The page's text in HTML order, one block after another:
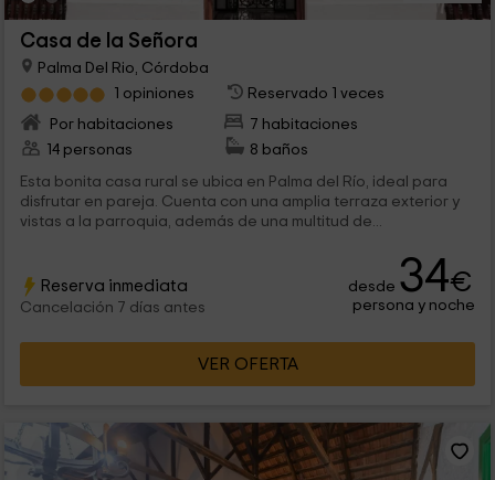
Casa de la Señora
Palma Del Rio, Córdoba
1 opiniones
Reservado 1 veces
Por habitaciones
7 habitaciones
14 personas
8 baños
Esta bonita casa rural se ubica en Palma del Río, ideal para
disfrutar en pareja. Cuenta con una amplia terraza exterior y
vistas a la parroquia, además de una multitud de...
Reserva inmediata
Cancelación 7 días antes
desde 34€
persona y noche
VER OFERTA